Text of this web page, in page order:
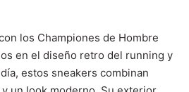
los Championes de Hombre
en el diseño retro del running y
estos sneakers combinan